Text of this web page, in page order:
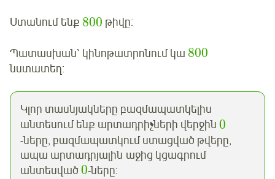
Ստանում ենք 800 թիվը:
Պատասխան՝ կինոթատրոնում կա 800
նստատեղ:
Կլոր տասնյակները բազմապատկելիս
անտեսում ենք արտադրիչների վերջին 0
-ները, բազմապատկում ստացված թվերը,
ապա արտադրյալին աջից կցագրում
անտեսված 0-ները: